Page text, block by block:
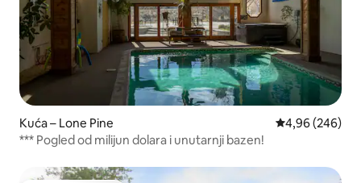
Kuća – Lone Pine Prosječna
4,96 (246)
*** Pogled od milijun dolara i unutarnji bazen!